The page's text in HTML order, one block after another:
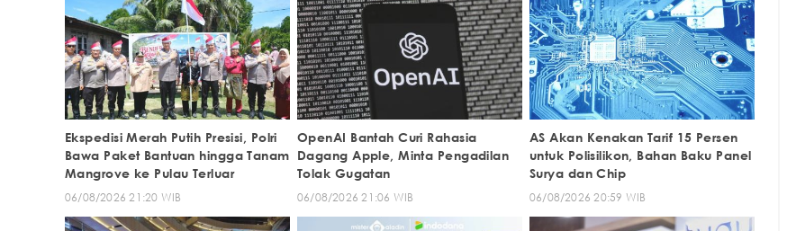
Ekspedisi Merah Putih Presisi, Polri
Bawa Paket Bantuan hingga Tanam
Mangrove ke Pulau Terluar
06/08/2026 21:20 WIB
OpenAI Bantah Curi Rahasia
Dagang Apple, Minta Pengadilan
Tolak Gugatan
06/08/2026 21:06 WIB
AS Akan Kenakan Tarif 15 Persen
untuk Polisilikon, Bahan Baku Panel
Surya dan Chip
06/08/2026 20:59 WIB